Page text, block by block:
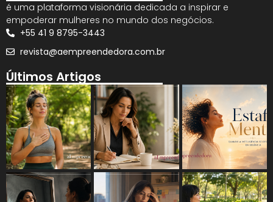
é uma plataforma visionária dedicada a inspirar e
empoderar mulheres no mundo dos negócios.
+55 41 9 8795-3443
revista@aempreendedora.com.br
Últimos Artigos